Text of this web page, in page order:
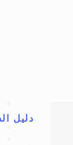
دليل